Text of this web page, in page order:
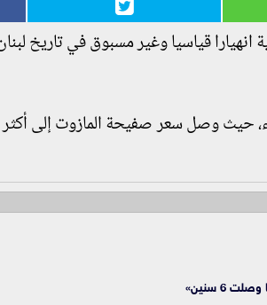
انهيارا قياسيا وغير مسبوق في تاريخ
سنين»